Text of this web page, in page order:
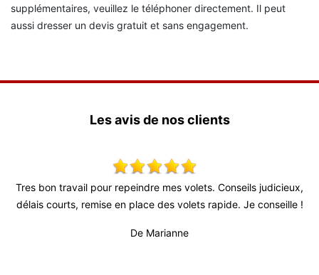
supplémentaires, veuillez le téléphoner directement. Il peut
aussi dresser un devis gratuit et sans engagement.
Les avis de nos clients
Tres bon travail pour repeindre mes volets. Conseils judicieux,
délais courts, remise en place des volets rapide. Je conseille !
De Marianne